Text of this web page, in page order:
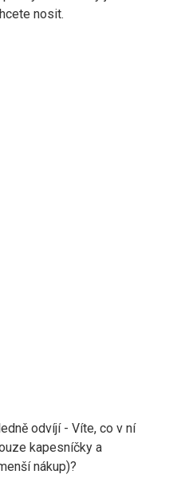
nosit.
odvíjí - Víte, co v ní
kapesníčky a
nákup)?